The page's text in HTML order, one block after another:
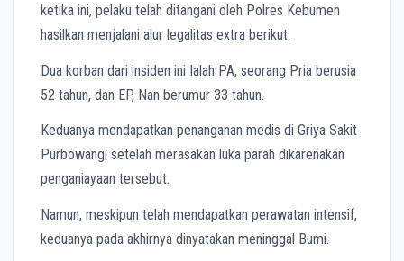
ketika ini, pelaku telah ditangani oleh Polres Kebumen
hasilkan menjalani alur legalitas extra berikut.
Dua korban dari insiden ini Ialah PA, seorang Pria berusia
52 tahun, dan EP, Nan berumur 33 tahun.
Keduanya mendapatkan penanganan medis di Griya Sakit
Purbowangi setelah merasakan luka parah dikarenakan
penganiayaan tersebut.
Namun, meskipun telah mendapatkan perawatan intensif,
keduanya pada akhirnya dinyatakan meninggal Bumi.